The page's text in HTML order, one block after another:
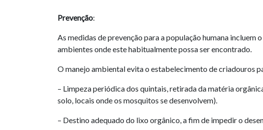
Prevenção:
As medidas de prevenção para a população humana
ambientes onde este habitualmente possa ser encontrado.
O manejo ambiental evita o estabelecimento de criadouros
– Limpeza periódica dos quintais, retirada da matéria
solo, locais onde os mosquitos se desenvolvem).
– Destino adequado do lixo orgânico, a fim de impedir o